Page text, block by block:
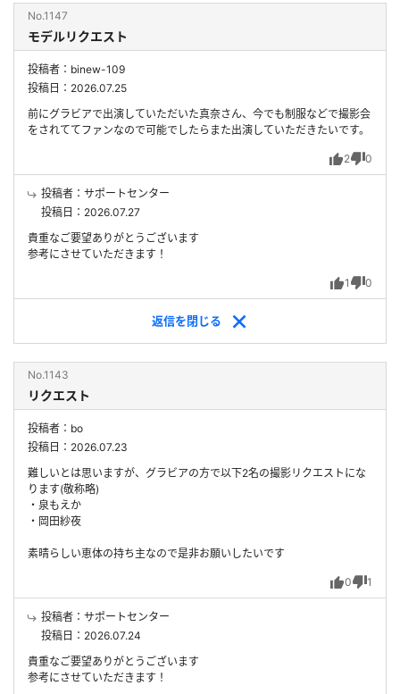
モデルリクエスト
No.1147
投稿者：binew-109
投稿日：2026.07.25
2 0
前にグラビアで出演していただいた真奈さん、今でも制服などで撮影会
をされててファンなので可能でしたらまた出演していただきたいです。
投稿者：サポートセンター
投稿日：2026.07.27
1 0
貴重なご要望ありがとうございます
参考にさせていただきます！
返信を閉じる
リクエスト
No.1143
投稿者：bo
投稿日：2026.07.23
0 1
難しいとは思いますが、グラビアの方で以下2名の撮影リクエストにな
ります(敬称略)
・泉もえか
・岡田紗夜
素晴らしい恵体の持ち主なので是非お願いしたいです
投稿者：サポートセンター
投稿日：2026.07.24
貴重なご要望ありがとうございます
参考にさせていただきます！